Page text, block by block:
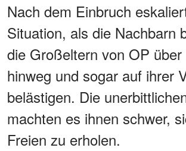
Nach dem Einbruch
Situation, als die Nachbarn
die Großeltern von OP
hinweg und sogar auf ihrer
belästigen. Die
machten es ihnen schwer,
Freien zu erholen.